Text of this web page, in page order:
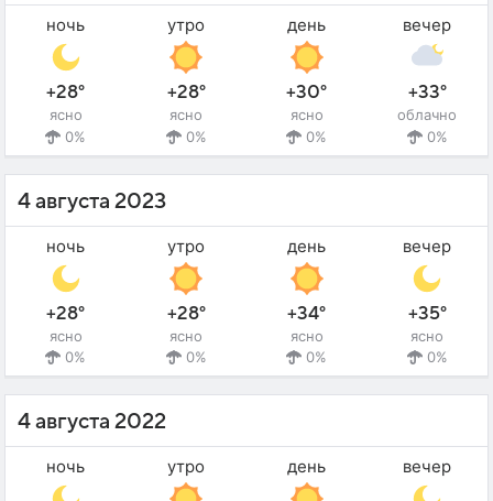
ночь
+28°
ясно
0%
утро
+28°
ясно
0%
день
+30°
ясно
0%
вечер
+33°
облачно
0%
4 августа 2023
ночь
+28°
ясно
0%
утро
+28°
ясно
0%
день
+34°
ясно
0%
вечер
+35°
ясно
0%
4 августа 2022
ночь утро день вечер